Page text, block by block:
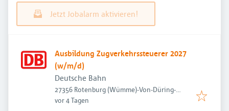
Jetzt Jobalarm aktivieren!
Ausbildung Zugverkehrssteuerer 2027
(w/m/d)
Deutsche Bahn
27356 Rotenburg (Wümme)-Von-Düring-
Kaserne, Deutschland
Veröffentlicht
vor 4 Tagen